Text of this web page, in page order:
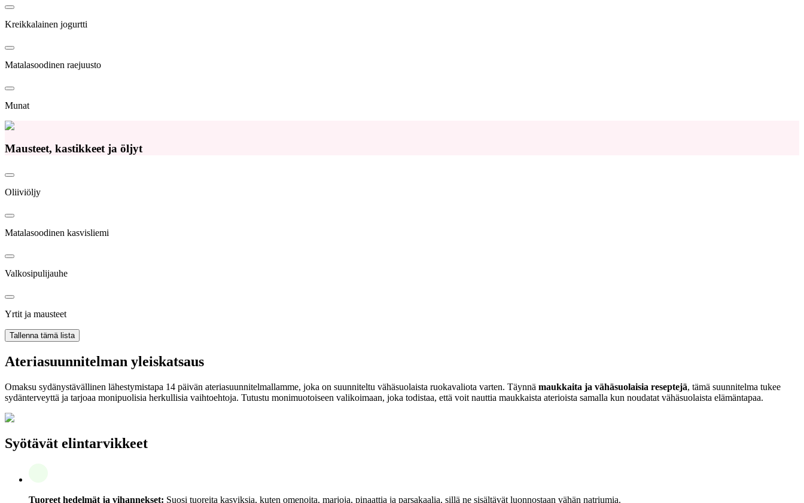
Kreikkalainen jogurtti
Matalasoodinen raejuusto
Munat
Mausteet, kastikkeet ja öljyt
Oliiviöljy
Matalasoodinen kasvisliemi
Valkosipulijauhe
Yrtit ja mausteet
Tallenna tämä lista
Ateriasuunnitelman yleiskatsaus
Omaksu sydänystävällinen lähestymistapa 14 päivän ateriasuunnitelmallamme, joka on suunniteltu vähäsuolaista ruokavaliota varten. Täynnä maukkaita ja vähäsuolaisia reseptejä, tämä suunnitelma tukee
sydänterveyttä ja tarjoaa monipuolisia herkullisia vaihtoehtoja. Tutustu monimuotoiseen valikoimaan, joka todistaa, että voit nauttia maukkaista aterioista samalla kun noudatat vähäsuolaista elämäntapaa.
Syötävät elintarvikkeet
Tuoreet hedelmät ja vihannekset: Suosi tuoreita kasviksia, kuten omenoita, marjoja, pinaattia ja parsakaalia, sillä ne sisältävät luonnostaan vähän natriumia.